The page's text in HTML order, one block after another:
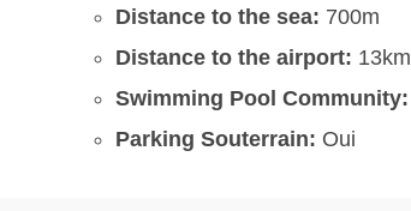
Distance to the sea: 700m
Distance to the airport: 13km
Swimming Pool Community:
Parking Souterrain: Oui